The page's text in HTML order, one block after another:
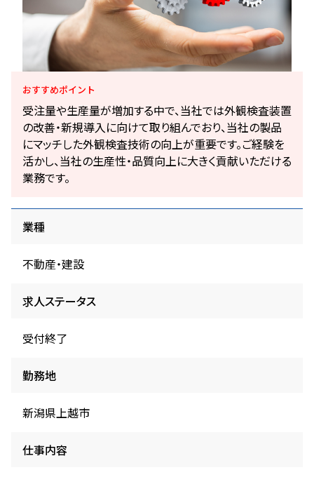
おすすめポイント
受注量や生産量が増加する中で、当社では外観検査装置
の改善・新規導入に向けて取り組んでおり、当社の製品
にマッチした外観検査技術の向上が重要です。ご経験を
活かし、当社の生産性・品質向上に大きく貢献いただける
業務です。
業種
不動産・建設
求人ステータス
受付終了
勤務地
新潟県上越市
仕事内容